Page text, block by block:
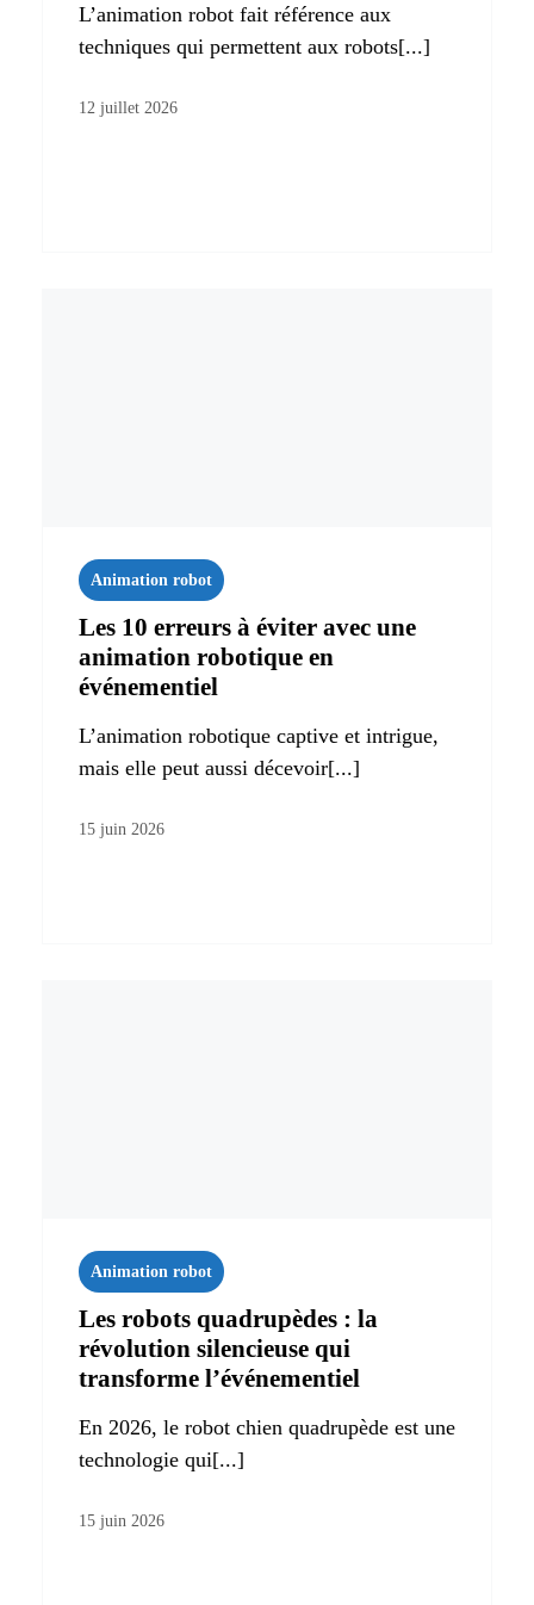
L’animation robot fait référence aux
techniques qui permettent aux robots[...]
12 juillet 2026
Animation robot
Les 10 erreurs à éviter avec une
animation robotique en
événementiel
L’animation robotique captive et intrigue,
mais elle peut aussi décevoir[...]
15 juin 2026
Animation robot
Les robots quadrupèdes : la
révolution silencieuse qui
transforme l’événementiel
En 2026, le robot chien quadrupède est une
technologie qui[...]
15 juin 2026